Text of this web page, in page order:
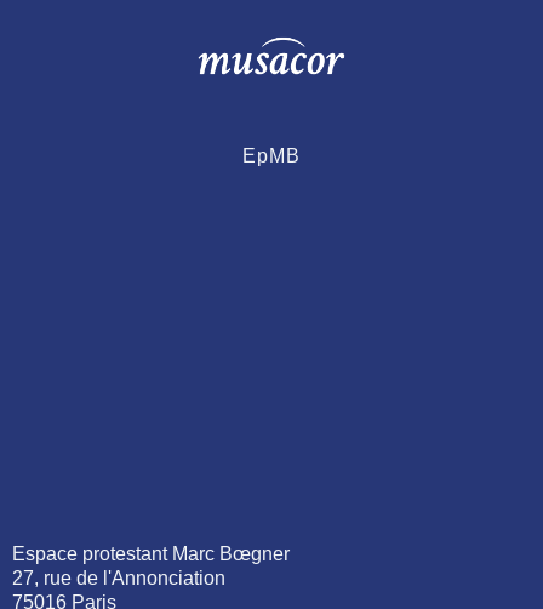
EpMB
Espace protestant Marc Bœgner
27, rue de l'Annonciation
75016 Paris